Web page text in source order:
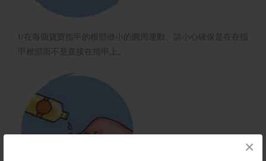
×
1/在每個寶寶指甲的根部做小的圓周運動。請小心確保是在在指
甲根部而不是直接在指甲上。